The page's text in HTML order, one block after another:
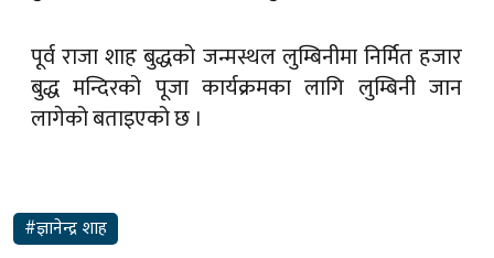
पूर्व राजा शाह बुद्धको जन्मस्थल लुम्बिनीमा निर्मित हजार
बुद्ध मन्दिरको पूजा कार्यक्रमका लागि लुम्बिनी जान
लागेको बताइएको छ ।
#ज्ञानेन्द्र शाह